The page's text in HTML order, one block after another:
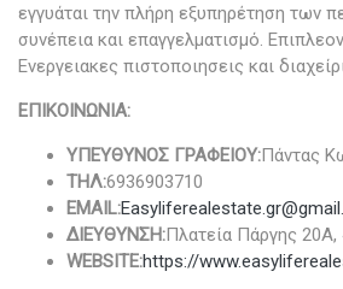
εγγυάται την πλήρη εξυπηρέτηση των
συνέπεια και επαγγελματισμό.
Ενεργειακες πιστοποιησεις και
ΕΠΙΚΟΙΝΩΝΙΑ:
ΥΠΕΥΘΥΝΟΣ ΓΡΑΦΕΙΟΥ:Πάντας
ΤΗΛ:6936903710
EMAIL:
ΔΙΕΥΘΥΝΣΗ:Πλατεία Πάργης 20Α,
WEBSITE:https://